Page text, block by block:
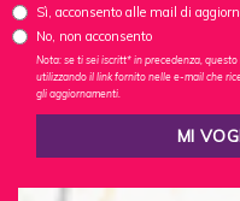
Sì, acconsento alle mail di
No, non acconsento
Nota: se ti sei iscritt* in precedenza,
utilizzando il link fornito nelle e-mail che
gli aggiornamenti.